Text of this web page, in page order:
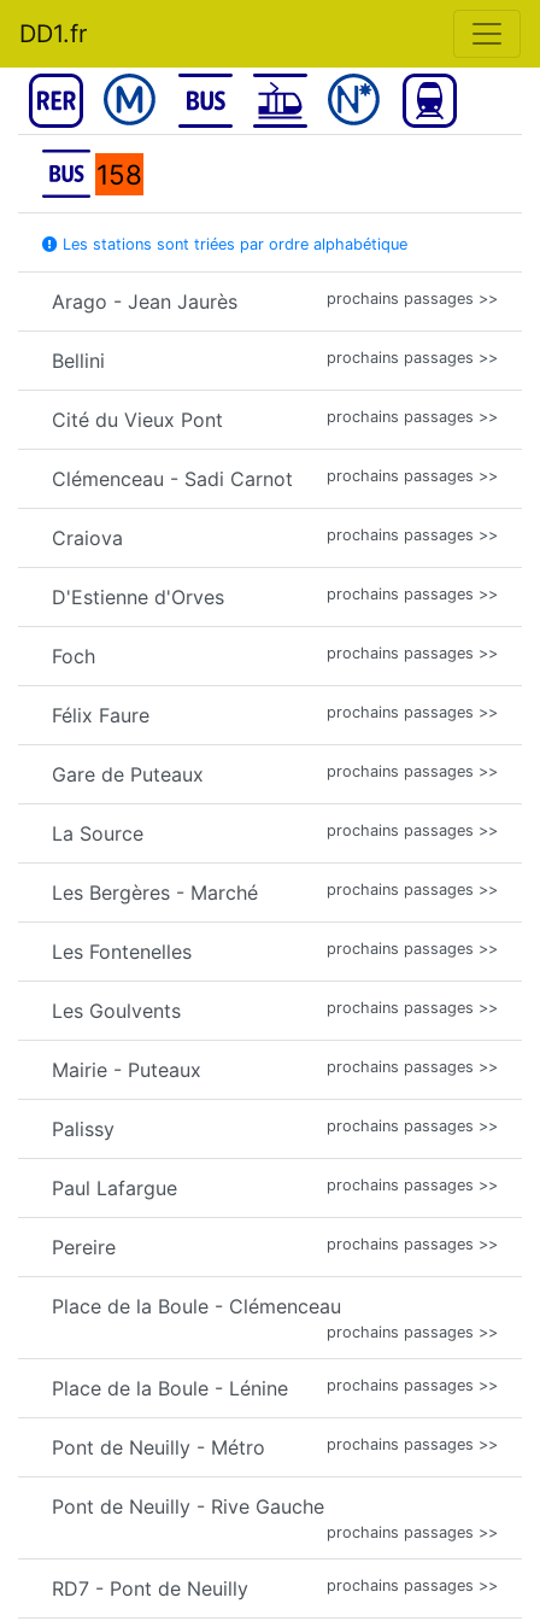
DD1.fr
158
Les stations sont triées par ordre alphabétique
Arago - Jean Jaurès prochains passages >>
Bellini prochains passages >>
Cité du Vieux Pont prochains passages >>
Clémenceau - Sadi Carnot prochains passages >>
Craiova prochains passages >>
D'Estienne d'Orves prochains passages >>
Foch prochains passages >>
Félix Faure prochains passages >>
Gare de Puteaux prochains passages >>
La Source prochains passages >>
Les Bergères - Marché prochains passages >>
Les Fontenelles prochains passages >>
Les Goulvents prochains passages >>
Mairie - Puteaux prochains passages >>
Palissy prochains passages >>
Paul Lafargue prochains passages >>
Pereire prochains passages >>
Place de la Boule - Clémenceau
prochains passages >>
Place de la Boule - Lénine prochains passages >>
Pont de Neuilly - Métro prochains passages >>
Pont de Neuilly - Rive Gauche
prochains passages >>
RD7 - Pont de Neuilly prochains passages >>